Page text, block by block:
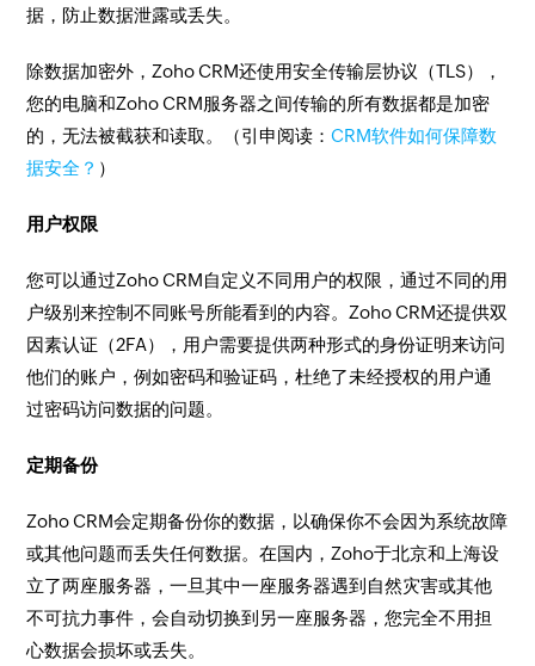
据，防止数据泄露或丢失。
除数据加密外，Zoho CRM还使用安全传输层协议（TLS），
您的电脑和Zoho CRM服务器之间传输的所有数据都是加密
的，无法被截获和读取。（引申阅读：CRM软件如何保障数
据安全？ ）
用户权限
您可以通过Zoho CRM自定义不同用户的权限，通过不同的用
户级别来控制不同账号所能看到的内容。Zoho CRM还提供双
因素认证（2FA），用户需要提供两种形式的身份证明来访问
他们的账户，例如密码和验证码，杜绝了未经授权的用户通
过密码访问数据的问题。
定期备份
Zoho CRM会定期备份你的数据，以确保你不会因为系统故障
或其他问题而丢失任何数据。在国内，Zoho于北京和上海设
立了两座服务器，一旦其中一座服务器遇到自然灾害或其他
不可抗力事件，会自动切换到另一座服务器，您完全不用担
心数据会损坏或丢失。